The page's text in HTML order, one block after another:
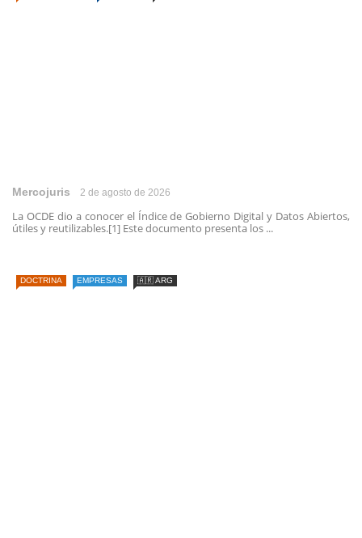
Mercojuris 2 de agosto de 2026
La OCDE dio a conocer el Índice de Gobierno Digital y Datos Abiertos,
útiles y reutilizables.[1] Este documento presenta los ...
DOCTRINA EMPRESAS 🇦🇷 ARG